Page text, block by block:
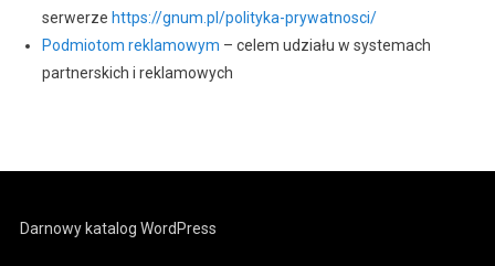
serwerze https://gnum.pl/polityka-prywatnosci/
Podmiotom reklamowym – celem udziału w systemach
partnerskich i reklamowych
Darnowy katalog WordPress